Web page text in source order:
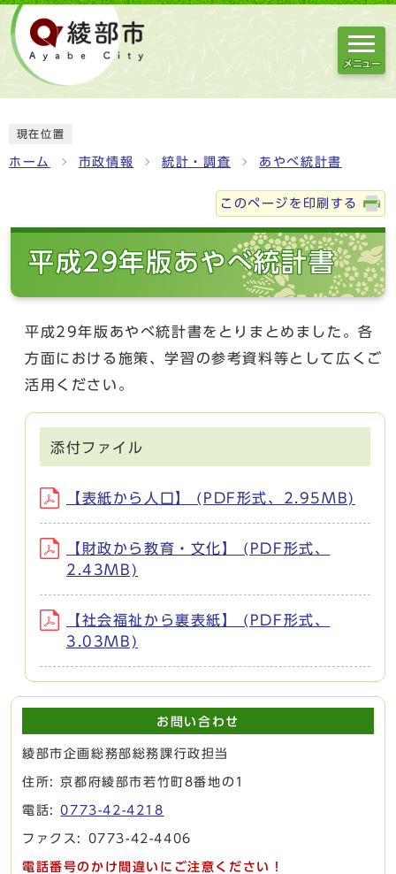
メニュー
現在位置
ホーム 市政情報 統計・調査 あやべ統計書
このページを印刷する
平成29年版あやべ統計書
平成29年版あやべ統計書をとりまとめました。各
方面における施策、学習の参考資料等として広くご
活用ください。
添付ファイル
【表紙から人口】 (PDF形式、2.95MB)
【財政から教育・文化】 (PDF形式、
2.43MB)
【社会福祉から裏表紙】 (PDF形式、
3.03MB)
お問い合わせ
綾部市企画総務部総務課行政担当
住所: 京都府綾部市若竹町8番地の1
電話:0773-42-4218
ファクス: 0773-42-4406
電話番号のかけ間違いにご注意ください！